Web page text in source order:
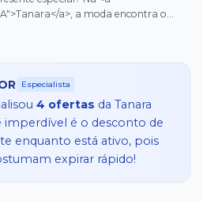
a>, a moda encontra o
você vai amar: prepare-se para
acesso a <strong style="color:
em itens selecionados, desde
que complementam qualquer
investir em qualidade e estilo sem
e descubra como é fácil e vantajoso
Especialista
4 ofertas da Tanara
imperdível é o desconto de
enquanto está ativo, pois
expirar rápido!